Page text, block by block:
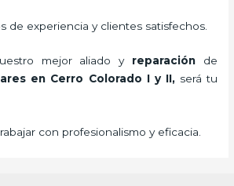
de experiencia y clientes satisfechos.
mejor aliado y reparación de
en Cerro Colorado I y II, será tu
con profesionalismo y eficacia.